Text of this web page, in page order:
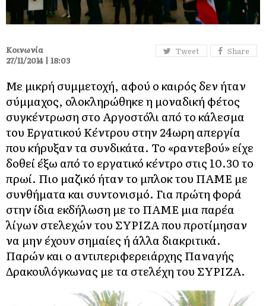
Tweet Share
Κοινωνία
27/11/2014 | 18:03
Με μικρή συμμετοχή, αφού ο καιρός δεν ήταν
σύμμαχος, ολοκληρώθηκε η μοναδική φέτος
συγκέντρωση στο Αργοστόλι από το κάλεσμα
του Εργατικού Κέντρου στην 24ωρη απεργία
που κήρυξαν τα συνδικάτα. Το «ραντεβού» είχε
δοθεί έξω από το εργατικό κέντρο στις 10.30 το
πρωί. Πιο μαζικό ήταν το μπλοκ του ΠΑΜΕ με
συνθήματα και συντονισμό. Για πρώτη φορά
στην ίδια εκδήλωση με το ΠΑΜΕ μια παρέα
λίγων στελεχών του ΣΥΡΙΖΑ που προτίμησαν
να μην έχουν σημαίες ή άλλα διακριτικά.
Παρών και ο αντιπεριφερειάρχης Παναγής
Δρακουλόγκωνας με τα στελέχη του ΣΥΡΙΖΑ.